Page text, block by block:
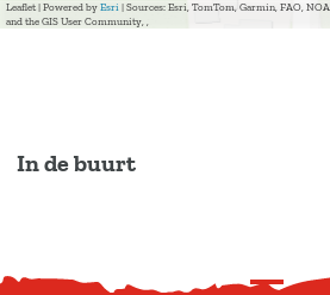
In de buurt
Leaflet | Powered by Esri | Sources: Esri, TomTom, Garmin, FAO,
and the GIS User Community, ,